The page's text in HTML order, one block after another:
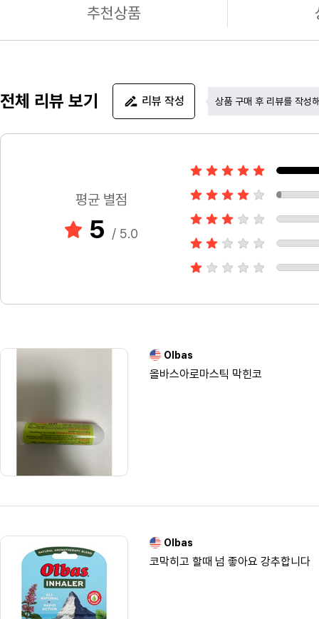
추천상품
전체 리뷰 보기 리뷰 작성 상품 구매 후 리뷰를 작성
평균 별점
5 / 5.0
Olbas
올바스아로마스틱 막힌코
Olbas
코막히고 할때 넘 좋아요 강추합니다